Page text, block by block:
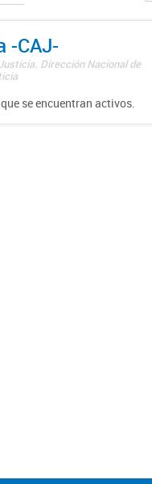
-CAJ-
Dirección Nacional de
se encuentran activos.